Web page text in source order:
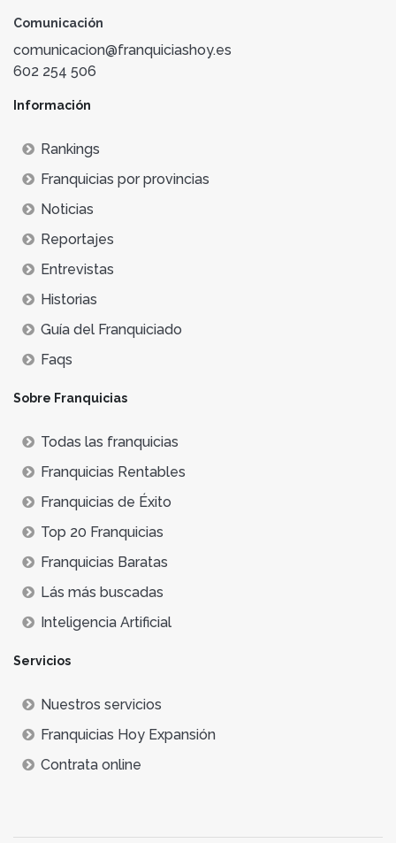
Comunicación
comunicacion@franquiciashoy.es
602 254 506
Información
Rankings
Franquicias por provincias
Noticias
Reportajes
Entrevistas
Historias
Guía del Franquiciado
Faqs
Sobre Franquicias
Todas las franquicias
Franquicias Rentables
Franquicias de Éxito
Top 20 Franquicias
Franquicias Baratas
Lás más buscadas
Inteligencia Artificial
Servicios
Nuestros servicios
Franquicias Hoy Expansión
Contrata online